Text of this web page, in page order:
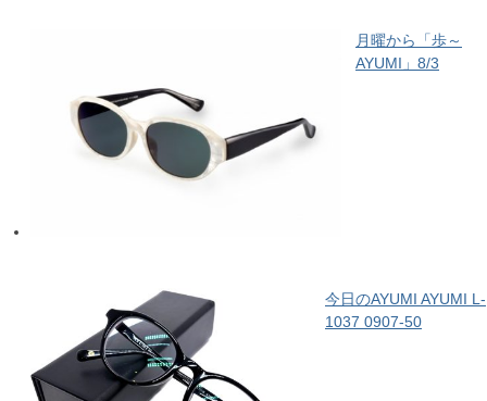
月曜から「歩～
AYUMI」8/3
今日のAYUMI AYUMI L-
1037 0907-50